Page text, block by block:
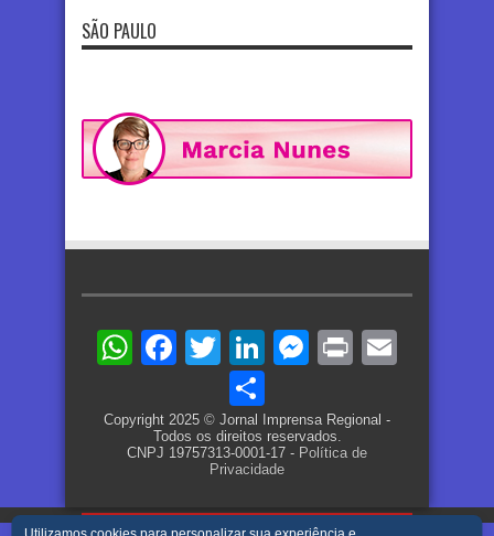
SÃO PAULO
WhatsApp
Facebook
TwitterLinkedIn
Messenger
Print
Copyright 2025 © Jornal Imprensa Regional -
Todos os direitos reservados.
CNPJ 19757313-0001-17 - Política de
Privacidade